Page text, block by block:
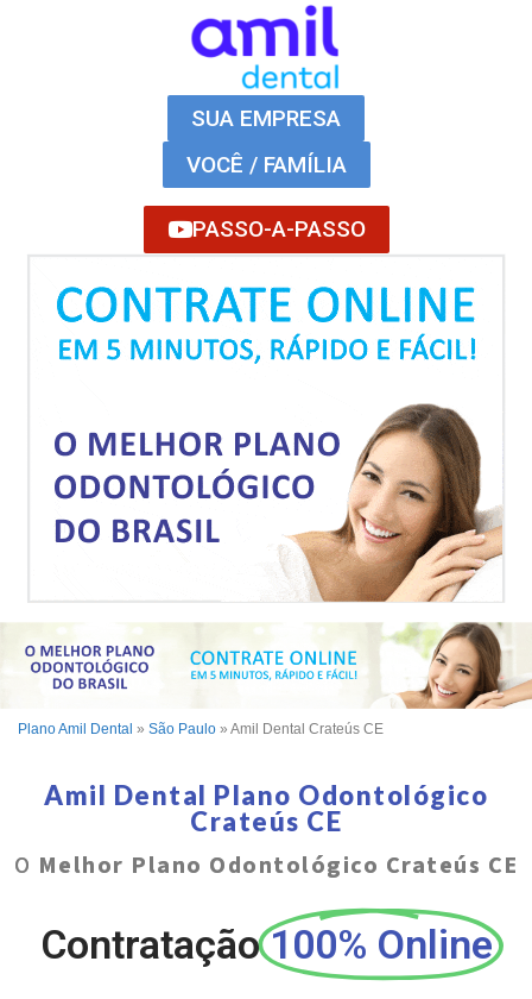
SUA EMPRESA
VOCÊ / FAMÍLIA
PASSO-A-PASSO
Plano Amil Dental » São Paulo » Amil Dental Crateús CE
Amil Dental Plano Odontológico
Crateús CE
O Melhor Plano Odontológico Crateús CE
Contratação 100% Online